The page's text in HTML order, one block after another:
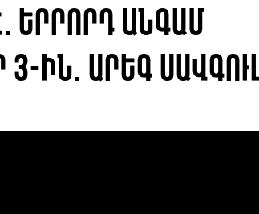
երրորդ անգամ
ին. Արեգ